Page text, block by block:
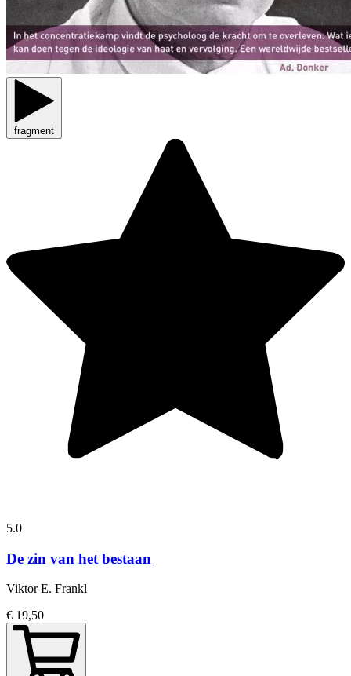
fragment
5.0
De zin van het bestaan
Viktor E. Frankl
€ 19,50